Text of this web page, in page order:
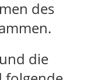
des
und die